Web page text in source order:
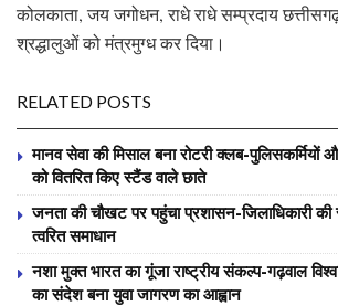
कोलकाता, जय जगोधन, राधे राधे सम्प्रदाय
श्रद्धालुओं को मंत्रमुग्ध कर दिया।
RELATED POSTS
मानव सेवा की मिसाल बना रोटरी क्लब-पुलिसकर्मियों
को वितरित किए स्टैंड वाले छाते
जनता की चौखट पर पहुंचा प्रशासन-जिलाधिकारी की
त्वरित समाधान
नशा मुक्त भारत का गूंजा राष्ट्रीय संकल्प-गढ़वाल
का संदेश बना युवा जागरण का आह्वान